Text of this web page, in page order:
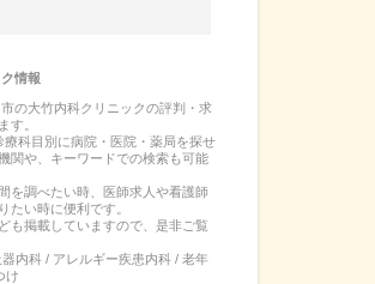
情報
の大竹内科クリニックの評判・求
す。
科目別に病院・医院・薬局を探せ
関や、キーワードでの検索も可能
を調べたい時、医師求人や看護師
たい時に便利です。
も掲載していますので、是非ご覧
器内科 / アレルギー疾患内科 / 老年
け